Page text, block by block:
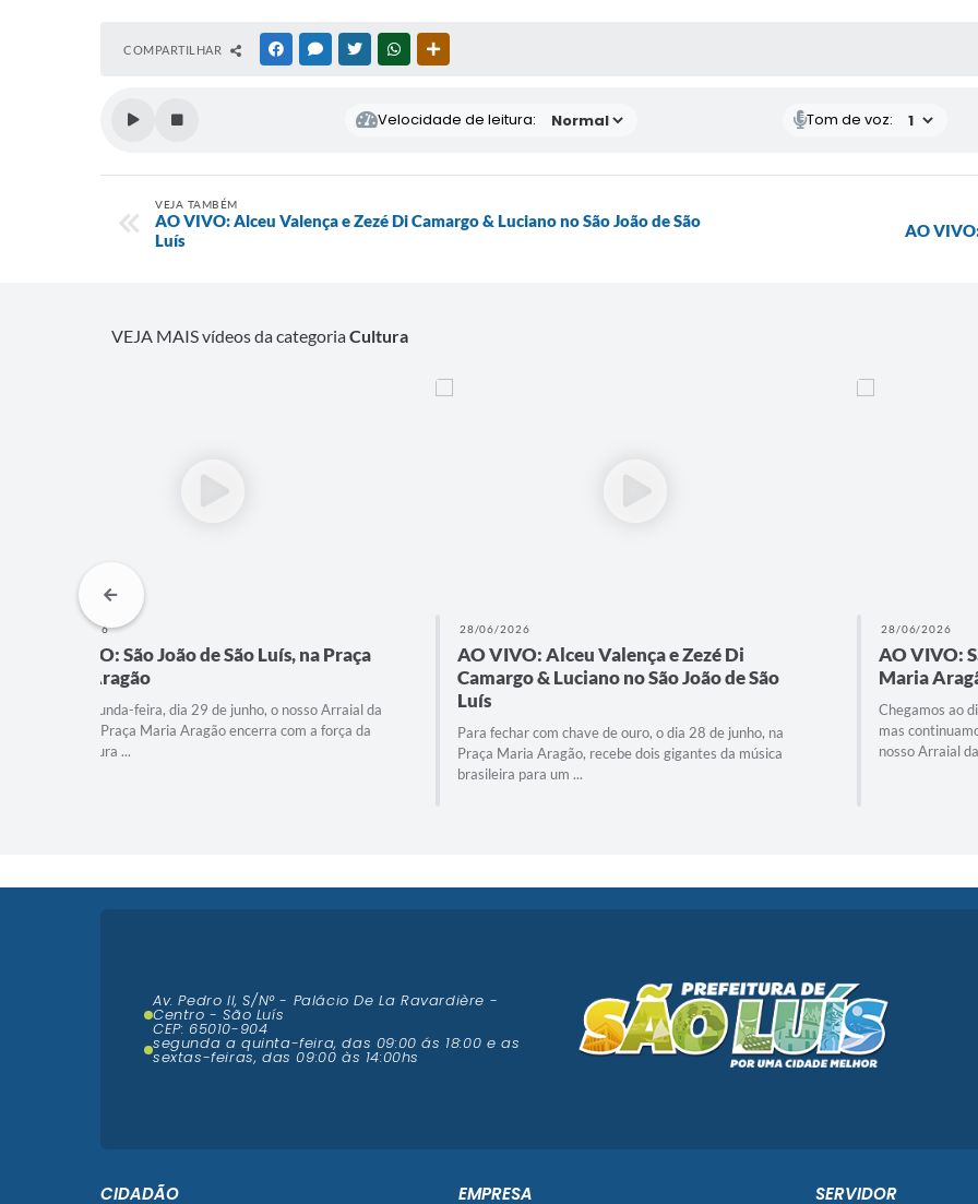
COMPARTILHAR FACEBOOKMESSENGER
TWITTERWHATSAPP
Velocidade de leitura: Tom de voz:
VEJA TAMBÉM
AO VIVO: Alceu Valença e Zezé Di Camargo & Luciano no São João de São
Luís
AO
VEJA MAIS vídeos da categoriaCultura
AO VIVO: Alceu Valença e Zezé Di
Camargo & Luciano no São João de São
Luís
Para fechar com chave de ouro, o dia 28 de junho, na
AO VIVO: São João de São Luís, na Praça
Maria Aragão
Chegamos ao dia 28 de junho, o mês junino tá acabando,
mas continuamos com uma programação incrível no
nosso Arraial da ...
CIDADÃO EMPRESA SERVIDOR
Av. Pedro II, S/N° - Palácio De La Ravardière -
Centro - São Luís
CEP: 65010-904
segunda a quinta-feira, das 09:00 ás 18:00 e as
sextas-feiras, das 09:00 às 14:00hs